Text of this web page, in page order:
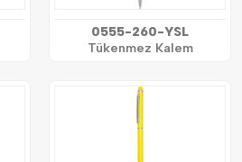
0555-260-YSL
Tükenmez Kalem